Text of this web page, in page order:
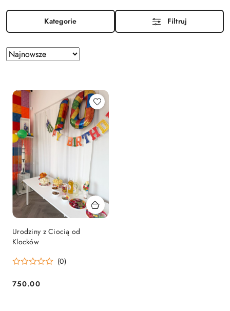
Kategorie Filtruj
Zastosowano
sortowanie:
Sortuj
według
Urodziny z Ciocią od
Klocków
(0)
Cena:
750.00